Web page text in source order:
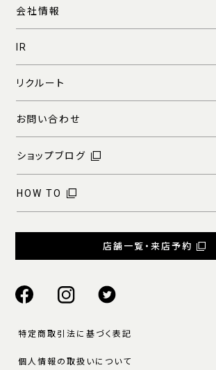
会社情報
IR
リクルート
お問い合わせ
ショップブログ
HOW TO
店舗一覧・来店予約
特定商取引法に基づく表記
個人情報の取扱いについて